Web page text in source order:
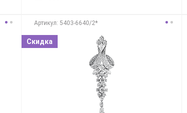
Aртикул: 5403-6640/2*
Скидка